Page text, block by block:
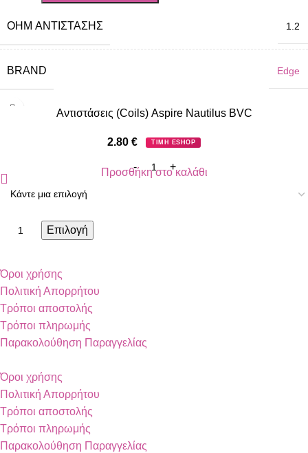
OHM ΑΝΤΊΣΤΑΣΗΣ 1.2
BRAND Edge
Αντιστάσεις (Coils) Aspire Nautilus BVC
2.80 € ΤΙΜΗ ESHOP
Προσθήκη στο καλάθι
Επιλογή
Όροι χρήσης
Πολιτική Απορρήτου
Τρόποι αποστολής
Τρόποι πληρωμής
Παρακολούθηση Παραγγελίας
Όροι χρήσης
Πολιτική Απορρήτου
Τρόποι αποστολής
Τρόποι πληρωμής
Παρακολούθηση Παραγγελίας